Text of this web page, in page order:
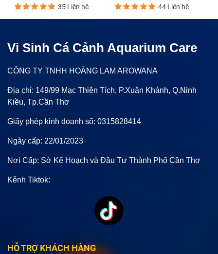
35 Liên hệ 44 Liên hệ
Vi Sinh Cá Cảnh Aquarium Care
CÔNG TY TNHH HOÀNG LAM AROWANA
Địa chỉ: 149/99 Mạc Thiên Tích, P.Xuân Khánh, Q.Ninh
Kiều, Tp.Cần Thơ
Giấy phép kinh doanh số: 0315828414
Ngày cấp: 22/01/2023
Nơi Cấp: Sở Kế Hoạch và Đầu Tư Thành Phố Cần Thơ
Kênh Tiktok:
HỖ TRỢ KHÁCH HÀNG